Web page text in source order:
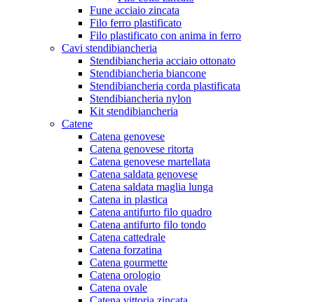
Fune acciaio zincata
Filo ferro plastificato
Filo plastificato con anima in ferro
Cavi stendibiancheria
Stendibiancheria acciaio ottonato
Stendibiancheria biancone
Stendibiancheria corda plastificata
Stendibiancheria nylon
Kit stendibiancheria
Catene
Catena genovese
Catena genovese ritorta
Catena genovese martellata
Catena saldata genovese
Catena saldata maglia lunga
Catena in plastica
Catena antifurto filo quadro
Catena antifurto filo tondo
Catena cattedrale
Catena forzatina
Catena gourmette
Catena orologio
Catena ovale